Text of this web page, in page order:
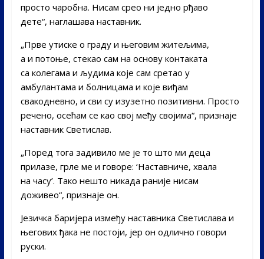
просто чаробна. Нисам срео ни једно рђаво
дете“, наглашава наставник.
„Прве утиске о граду и његовим житељима,
а и потоње, стекао сам на основу контаката
са колегама и људима које сам сретао у
амбулантама и болницама и које виђам
свакодневно, и сви су изузетно позитивни. Просто
речено, осећам се као свој међу својима“, признаје
наставник Светислав.
„Поред тога задивило ме је то што ми деца
прилазе, грле ме и говоре: ‘Наставниче, хвала
на часу’. Тако нешто никада раније нисам
доживео“, признаје он.
Језичка баријера између наставника Светислава и
његових ђака не постоји, јер он одлично говори
руски.